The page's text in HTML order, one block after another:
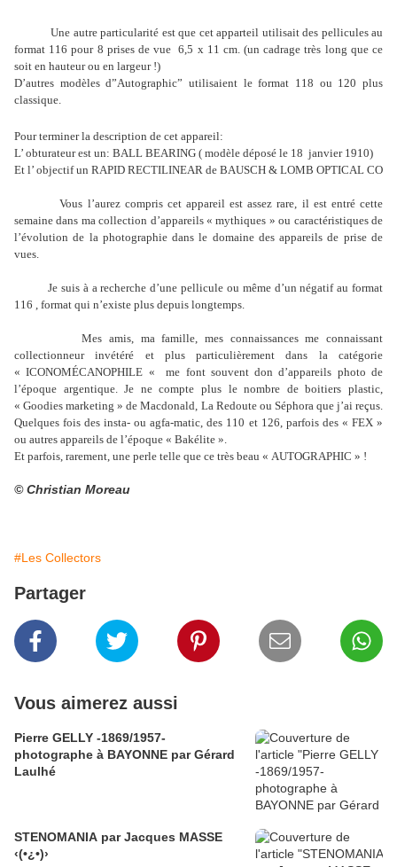
Une autre particularité est que cet apparteil utilisait des pellicules au
format 116 pour 8 prises de vue 6,5 x 11 cm. (un cadrage très long que ce
soit en hauteur ou en largeur !)
D’autres modèles d”Autographic” utilisaient le format 118 ou 120 plus
classique.
Pour terminer la description de cet appareil:
L’ obturateur est un: BALL BEARING ( modèle déposé le 18 janvier 1910)
Et l’ objectif un RAPID RECTILINEAR de BAUSCH & LOMB OPTICAL CO
Vous l’aurez compris cet appareil est assez rare, il est entré cette
semaine dans ma collection d’appareils « mythiques » ou caractéristiques de
l’évolution de la photographie dans le domaine des appareils de prise de
vues.
Je suis à a recherche d’une pellicule ou même d’un négatif au format
116 , format qui n’existe plus depuis longtemps.
Mes amis, ma famille, mes connaissances me connaissant
collectionneur invétéré et plus particulièrement dans la catégorie
« ICONOMÉCANOPHILE « me font souvent don d’appareils photo de
l’époque argentique. Je ne compte plus le nombre de boitiers plastic,
« Goodies marketing » de Macdonald, La Redoute ou Séphora que j’ai reçus.
Quelques fois des insta- ou agfa-matic, des 110 et 126, parfois des « FEX »
ou autres appareils de l’époque « Bakélite ».
Et parfois, rarement, une perle telle que ce très beau « AUTOGRAPHIC » !
© Christian Moreau
#Les Collectors
Partager
Vous aimerez aussi
Pierre GELLY -1869/1957-
photographe à BAYONNE par Gérard
Laulhé
STENOMANIA par Jacques MASSE
‹(•¿•)›